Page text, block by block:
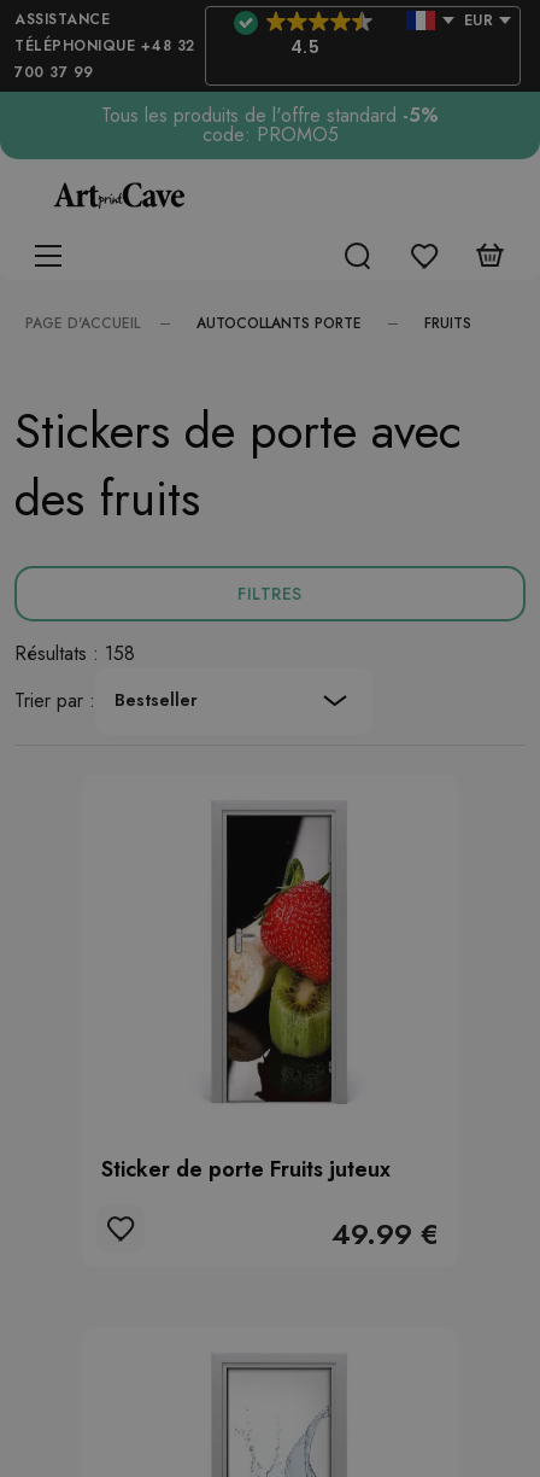
ASSISTANCE
TÉLÉPHONIQUE +48 32
700 37 99
4.5
EUR
Tous les produits de l'offre standard -5%
code: PROMO5
PAGE D'ACCUEIL AUTOCOLLANTS PORTE FRUITS
Stickers de porte avec
des fruits
FILTRES
Résultats : 158
Trier par :
Bestseller
Sticker de porte Fruits juteux
49.99 €